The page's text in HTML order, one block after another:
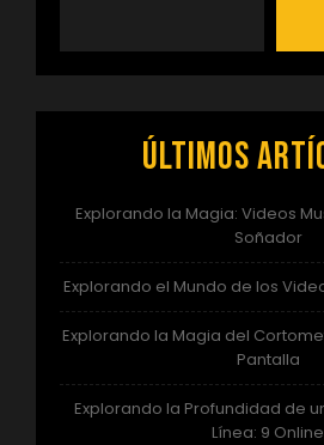
Últimos
Explorando la Magia: Videos
Soñador
Explorando el Mundo de los
Explorando la Magia del
Pantalla
Explorando la Profundidad de
Línea: 9 Online